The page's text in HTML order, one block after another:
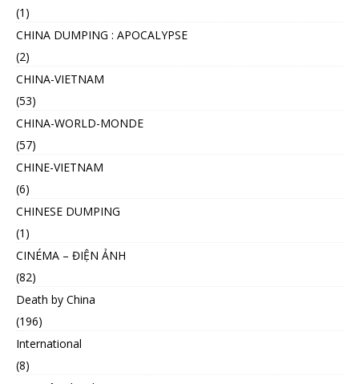
(1)
CHINA DUMPING : APOCALYPSE
(2)
CHINA-VIETNAM
(53)
CHINA-WORLD-MONDE
(57)
CHINE-VIETNAM
(6)
CHINESE DUMPING
(1)
CINÉMA – ĐIỆN ẢNH
(82)
Death by China
(196)
International
(8)